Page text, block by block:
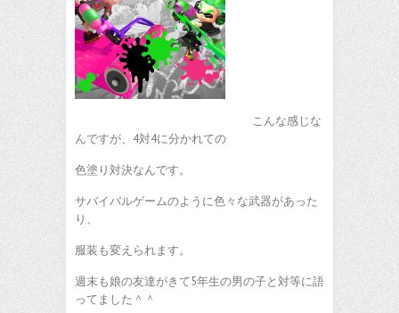
こんな感じな
んですが、4対4に分かれての
色塗り対決なんです。
サバイバルゲームのように色々な武器があった
り、
服装も変えられます。
週末も娘の友達がきて5年生の男の子と対等に語
ってました＾＾